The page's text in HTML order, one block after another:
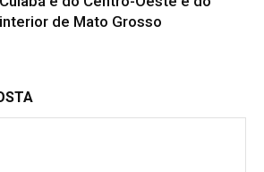
interior de Mato Grosso